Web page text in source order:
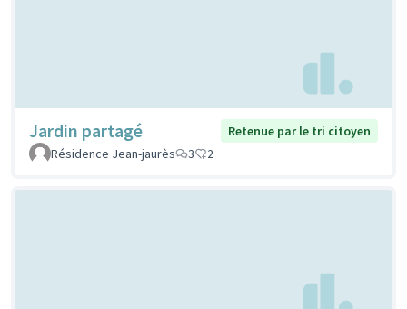
Jardin partagé
Retenue par le tri citoyen
Résidence Jean-jaurès
3 2